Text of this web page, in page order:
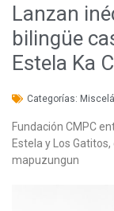
Lanzan
bilingüe
Estela Ka
Categorías:
Fundación CMPC
Estela y Los
mapuzungun